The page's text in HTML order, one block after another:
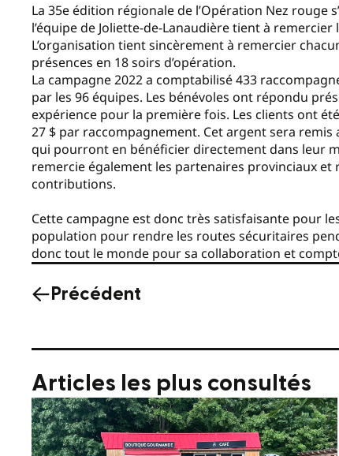
La 35e édition régionale de l’Opération Nez rouge
l’équipe de Joliette-de-Lanaudière tient à
L’organisation tient sincèrement à remercier
présences en 18 soirs d’opération.
La campagne 2022 a comptabilisé 433
par les 96 équipes. Les bénévoles ont répondu
expérience pour la première fois. Les clients ont
27 $ par raccompagnement. Cet argent sera
qui pourront en bénéficier directement dans leur
remercie également les partenaires provinciaux
contributions.
Cette campagne est donc très satisfaisante pour
population pour rendre les routes sécuritaires
donc tout le monde pour sa collaboration et
Précédent
Articles les plus consultés